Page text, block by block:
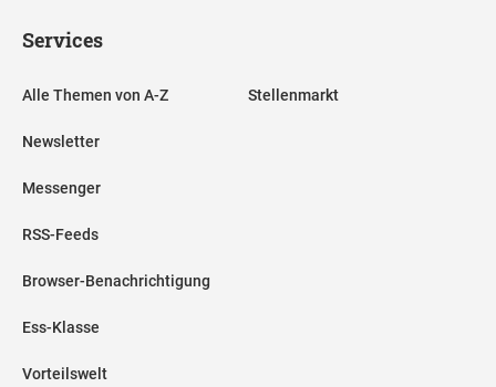
Services
Alle Themen von A-Z
Newsletter
Messenger
RSS-Feeds
Browser-Benachrichtigung
Ess-Klasse
Vorteilswelt
Stellenmarkt